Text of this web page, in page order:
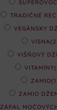
TRADIČNÉ
VEGÁNSKY
VISNA
VIŠŇOVÝ
VITAMÍNY
ZAMIO
ZAMIO
ZÁPAL